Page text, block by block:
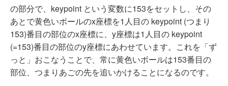
の部分で、keypoint という変数に153をセットし、その
あとで黄色いボールのx座標を1人目の keypoint (つまり
153)番目の部位のx座標に、y座標は1人目の keypoint
(=153)番目の部位のy座標にあわせています。これを「ず
っと」おこなうことで、常に黄色いボールは153番目の
部位、つまりあごの先を追いかけることになるのです。